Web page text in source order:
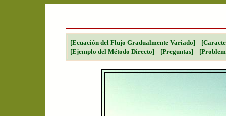
[Ecuación del Flujo Gradualmente Variado]
[Ejemplo del Método Directo]
[Preguntas]